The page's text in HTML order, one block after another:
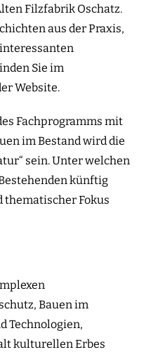
Filzfabrik Oschatz.
aus der Praxis,
Sie im
Website.
Fachprogramms mit
im Bestand wird die
sein. Unter welchen
künftig
Fokus
Bauen im
Technologien,
kulturellen Erbes